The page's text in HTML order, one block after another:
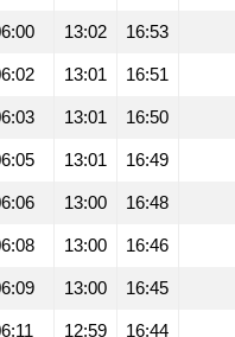
13:02 16:53
13:01 16:51
13:01 16:50
13:01 16:49
13:00 16:48
13:00 16:46
13:00 16:45
12:59 16:44